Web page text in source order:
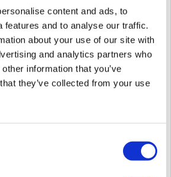
content and ads, to
features and to analyse our traffic.
about your use of our site with
and analytics partners who
information that you’ve
they’ve collected from your use
ID
5:WIEGAND_MOBILE,
6:QR/Barcode, 7:BioStar
2 QR)
strin
g
O
カード
タイプ
名称
O
(0:CSN, 1:WIEGAND,
6:QR/Barcode, 7:BioStar